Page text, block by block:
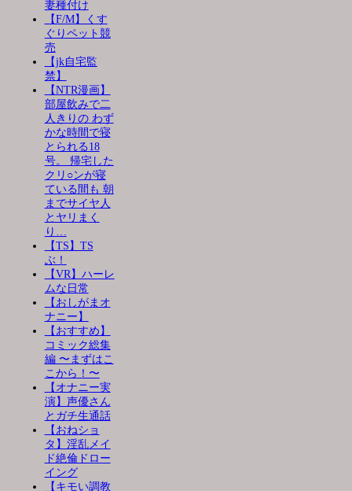
妻種付け
【F/M】くす
ぐりペット競
売
【jk自宅監
禁】
【NTR漫画】
部屋飲みで二
人きりの わず
かな時間で寝
とられる18
号。 帰宅した
クリ○ンが寝
ている間も 朝
までサイヤ人
とヤリまく
り…
【TS】TS
ぶ！
【VR】ハーレ
ムな日常
【おしがまオ
ナニー】
【おすすめ】
コミック総集
編 〜まずはこ
こから！〜
【オナニー実
演】声優さん
とガチ生通話
【おねショ
タ】淫乱メイ
ド絶倫ドロー
イング
【キモい調教